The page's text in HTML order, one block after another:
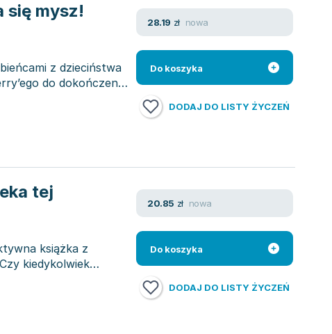
się mysz!
z dzieciństwa
do dokończenia
28.19 zł nowa
Do koszyka
DODAJ DO LISTY ŻYCZEŃ
tej
książka z
kiedykolwiek
20.85 zł nowa
Do koszyka
DODAJ DO LISTY ŻYCZEŃ